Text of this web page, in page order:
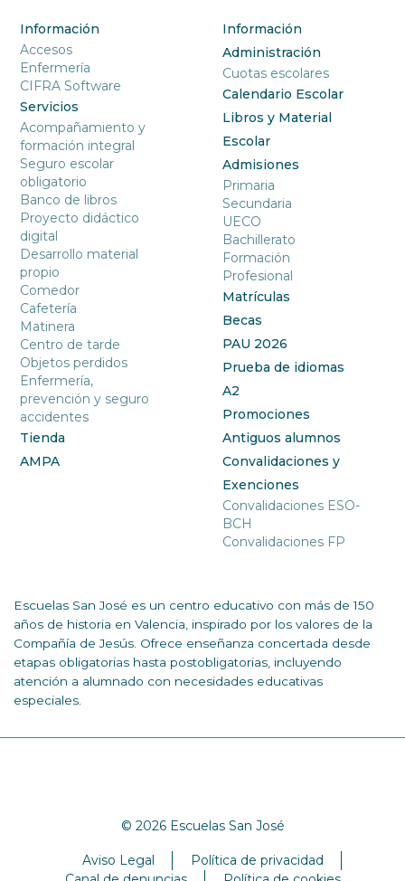
Información
Accesos
Enfermería
CIFRA Software
Servicios
Acompañamiento y
formación integral
Seguro escolar
obligatorio
Banco de libros
Proyecto didáctico
digital
Desarrollo material
propio
Comedor
Cafetería
Matinera
Centro de tarde
Objetos perdidos
Enfermería,
prevención y seguro
accidentes
Tienda
AMPA
Información
Administración
Cuotas escolares
Calendario Escolar
Libros y Material
Escolar
Admisiones
Primaria
Secundaria
UECO
Bachillerato
Formación
Profesional
Matrículas
Becas
PAU 2026
Prueba de idiomas
A2
Promociones
Antiguos alumnos
Convalidaciones y
Exenciones
Convalidaciones ESO-
BCH
Convalidaciones FP
Escuelas San José es un centro educativo con más de 150
años de historia en Valencia, inspirado por los valores de la
Compañía de Jesús. Ofrece enseñanza concertada desde
etapas obligatorias hasta postobligatorias, incluyendo
atención a alumnado con necesidades educativas
especiales.
© 2026 Escuelas San José
Aviso Legal
Política de privacidad